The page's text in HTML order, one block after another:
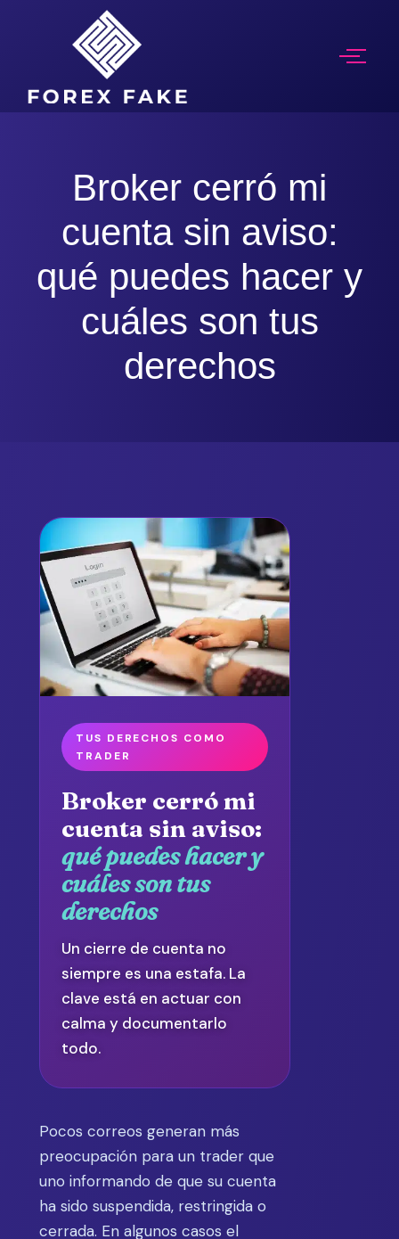
Broker cerró mi
cuenta sin aviso:
qué puedes hacer y
cuáles son tus
derechos
TUS DERECHOS COMO
TRADER
Broker cerró mi
cuenta sin aviso:
qué puedes hacer y
cuáles son tus
derechos
Un cierre de cuenta no
siempre es una estafa. La
clave está en actuar con
calma y documentarlo
todo.
Pocos correos generan más
preocupación para un trader que
uno informando de que su cuenta
ha sido suspendida, restringida o
cerrada. En algunos casos el